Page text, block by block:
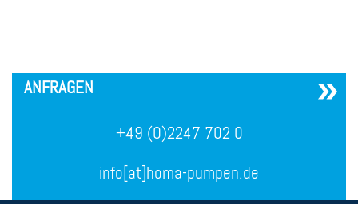
ANFRAGEN
+49 (0)2247 702 0
info[at]homa-pumpen.de